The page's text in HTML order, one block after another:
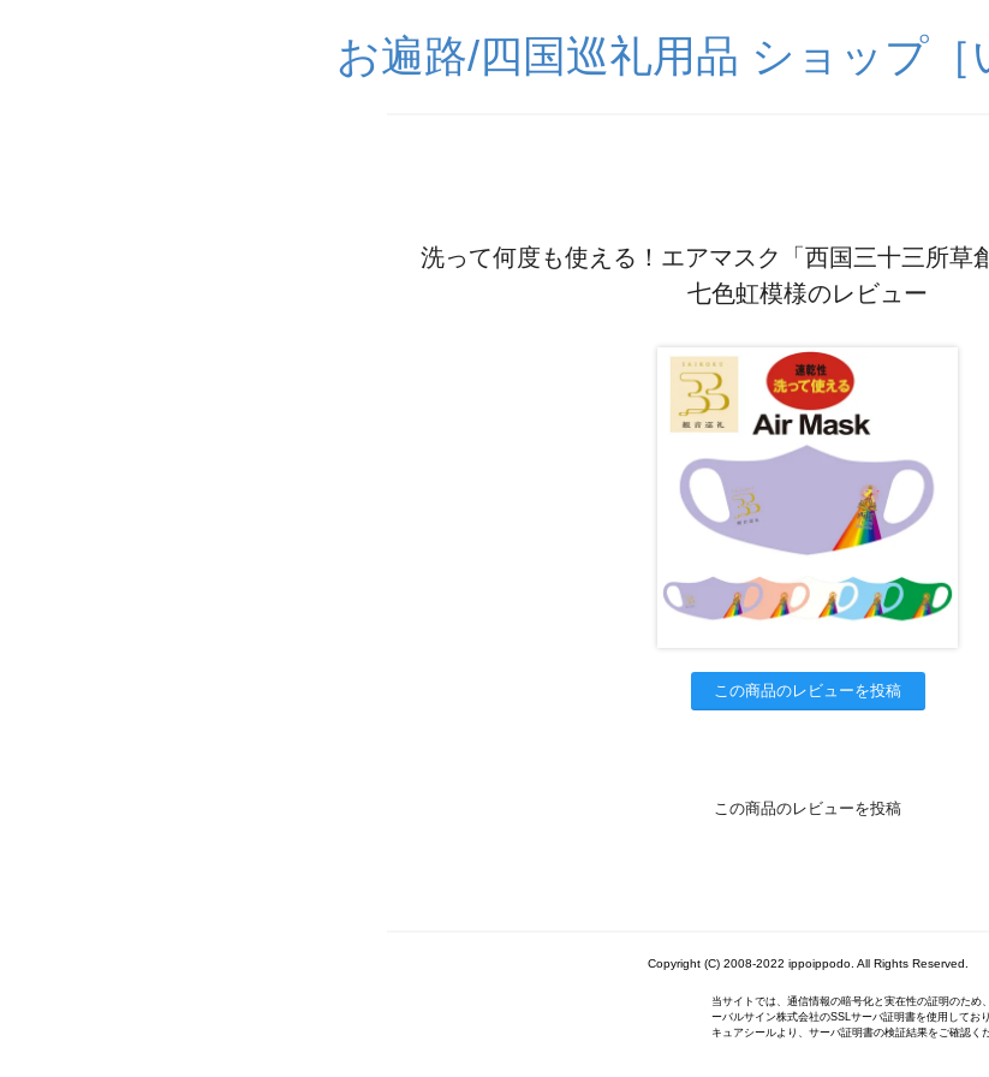
お遍路/四国巡礼用品 ショップ［
洗って何度も使える！エアマスク「西国三十三所
七色虹模様のレビュー
この商品のレビューを投稿
この商品のレビューを投稿
Copyright (C) 2008-2022 ippoippodo. All Rights Reserved.
当サイトでは、通信情報の暗号化と実在性の証明のため
ーバルサイン株式会社のSSLサーバ証明書を使用してお
キュアシールより、サーバ証明書の検証結果をご確認く